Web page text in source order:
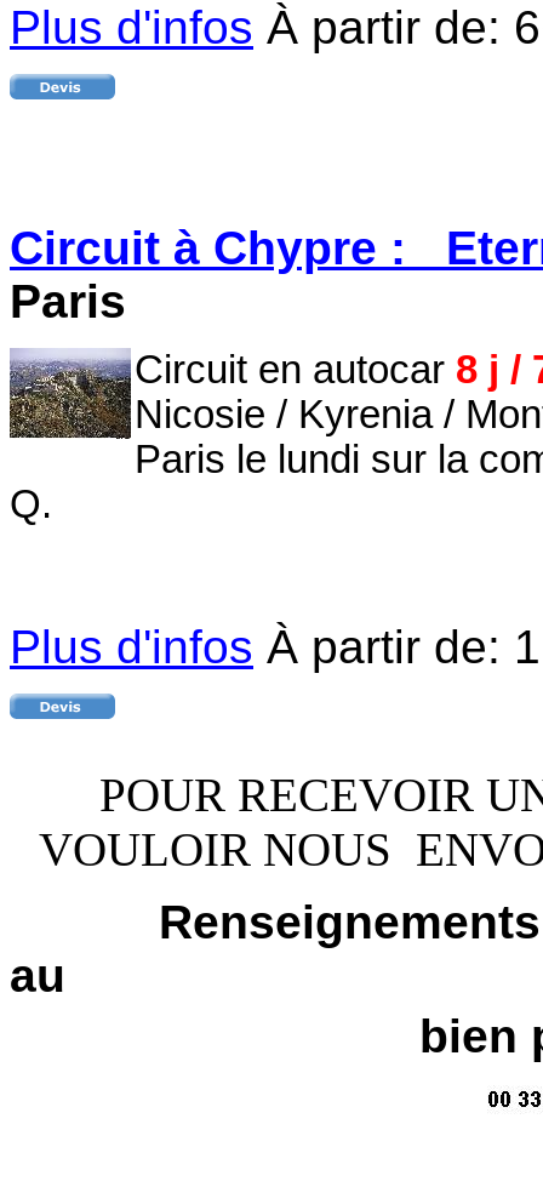
Plus d'infos À partir de:
Circuit à Chypre :
Paris
Circuit en autocar 8 j /
Nicosie / Kyrenia /
Paris le lundi sur la
Q.
Plus d'infos À partir de:
POUR RECEVOIR
VOULOIR NOUS
au
bien